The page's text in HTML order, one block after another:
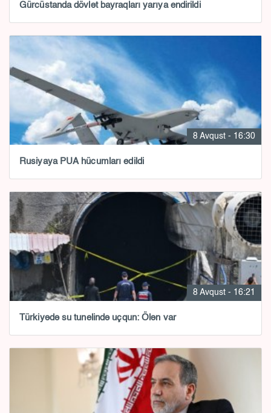
Gürcüstanda dövlət bayraqları yarıya endirildi
8 Avqust - 16:30
Rusiyaya PUA hücumları edildi
8 Avqust - 16:21
Türkiyədə su tunelində uçqun: Ölən var